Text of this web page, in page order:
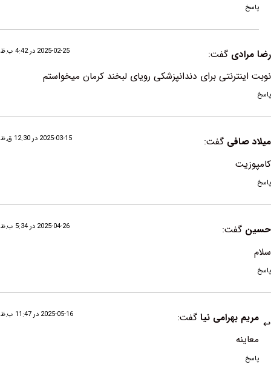
گفت: 2025-02-25 در 4:42 ب.ظ
برای دندانپزشکی رویای لبخند کرمان میخواستم
گفت: 2025-03-15 در 12:30 ق.ظ
2025-04-26 در 5:34 ب.ظ
نیا گفت: 2025-05-16 در 11:47 ب.ظ